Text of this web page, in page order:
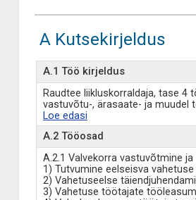
A Kutsekirjeldus
A.1 Töö kirjeldus
Raudtee liikluskorraldaja, tase
vastuvõtu-, ärasaate- ja muudel
Loe edasi
A.2 Tööosad
A.2.1 Valvekorra vastuvõtmine ja
1) Tutvumine eelseisva
2) Vahetuseelse
3) Vahetuse töötajate